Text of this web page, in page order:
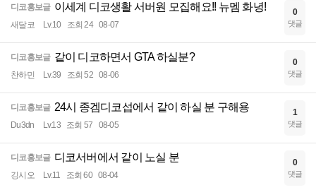
디코홍보글 이세계 디코생활 서버원 모집해요!! 뉴멤 화녕!
새달코 Lv.10 조회 24 08-07
0
댓글
디코홍보글 같이 디코하면서 GTA 하실분?
찬하민 Lv.39 조회 52 08-06
0
댓글
디코홍보글 24시 종겜디코섭에서 같이 하실 분 구해용
Du3dn Lv.13 조회 57 08-05
1
댓글
디코홍보글 디코서버에서 같이 노실 분
깅시오 Lv.11 조회 60 08-04
0
댓글